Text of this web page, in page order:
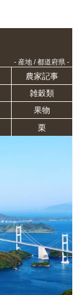
- 産地 / 都道府県 -
農家記事
雑穀類
果物
栗